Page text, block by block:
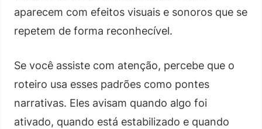
aparecem com efeitos visuais e sonoros que se
repetem de forma reconhecível.
Se você assiste com atenção, percebe que o
roteiro usa esses padrões como pontes
narrativas. Eles avisam quando algo foi
ativado, quando está estabilizado e quando